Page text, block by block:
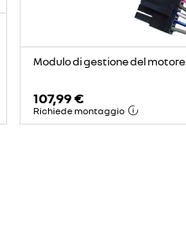
Modulo di gestione del motore
107,99 €
Richiede montaggio